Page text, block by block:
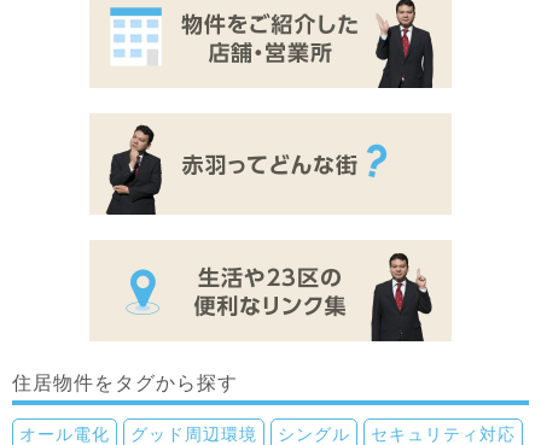
住居物件をタグから探す
オール電化 グッド周辺環境 シングル セキュリティ対応